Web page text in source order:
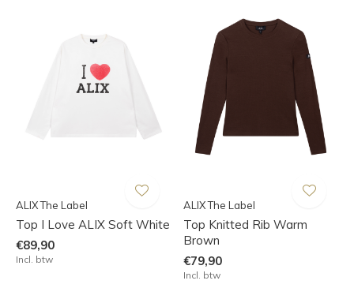
ALIX The Label
Top I Love ALIX Soft White
€89,90
Incl. btw
ALIX The Label
Top Knitted Rib Warm
Brown
€79,90
Incl. btw